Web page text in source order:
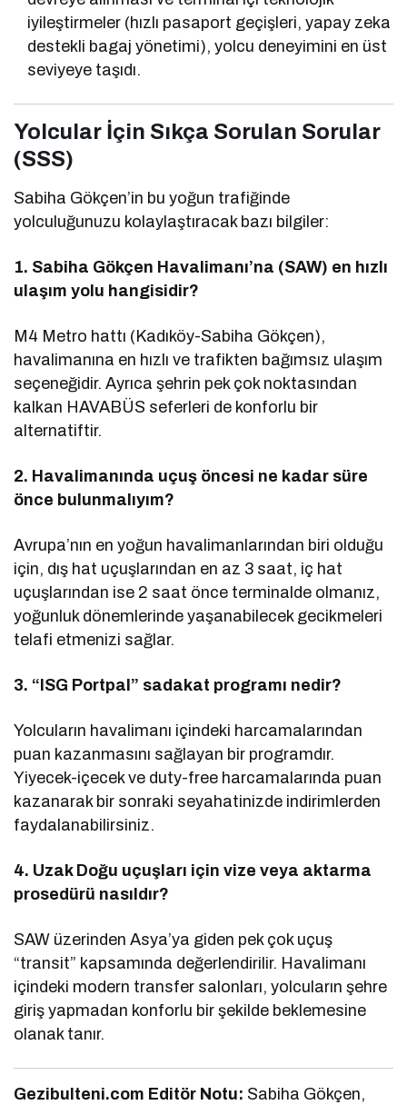
iyileştirmeler (hızlı pasaport geçişleri, yapay zeka
destekli bagaj yönetimi), yolcu deneyimini en üst
seviyeye taşıdı.
Yolcular İçin Sıkça Sorulan Sorular
(SSS)
Sabiha Gökçen’in bu yoğun trafiğinde
yolculuğunuzu kolaylaştıracak bazı bilgiler:
1. Sabiha Gökçen Havalimanı’na (SAW) en hızlı
ulaşım yolu hangisidir?
M4 Metro hattı (Kadıköy-Sabiha Gökçen),
havalimanına en hızlı ve trafikten bağımsız ulaşım
seçeneğidir. Ayrıca şehrin pek çok noktasından
kalkan HAVABÜS seferleri de konforlu bir
alternatiftir.
2. Havalimanında uçuş öncesi ne kadar süre
önce bulunmalıyım?
Avrupa’nın en yoğun havalimanlarından biri olduğu
için, dış hat uçuşlarından en az 3 saat, iç hat
uçuşlarından ise 2 saat önce terminalde olmanız,
yoğunluk dönemlerinde yaşanabilecek gecikmeleri
telafi etmenizi sağlar.
3. “ISG Portpal” sadakat programı nedir?
Yolcuların havalimanı içindeki harcamalarından
puan kazanmasını sağlayan bir programdır.
Yiyecek-içecek ve duty-free harcamalarında puan
kazanarak bir sonraki seyahatinizde indirimlerden
faydalanabilirsiniz.
4. Uzak Doğu uçuşları için vize veya aktarma
prosedürü nasıldır?
SAW üzerinden Asya’ya giden pek çok uçuş
“transit” kapsamında değerlendirilir. Havalimanı
içindeki modern transfer salonları, yolcuların şehre
giriş yapmadan konforlu bir şekilde beklemesine
olanak tanır.
Gezibulteni.com Editör Notu: Sabiha Gökçen,